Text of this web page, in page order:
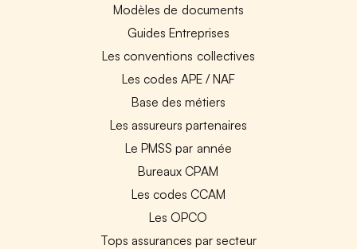
Modèles de documents
Guides Entreprises
Les conventions collectives
Les codes APE / NAF
Base des métiers
Les assureurs partenaires
Le PMSS par année
Bureaux CPAM
Les codes CCAM
Les OPCO
Tops assurances par secteur